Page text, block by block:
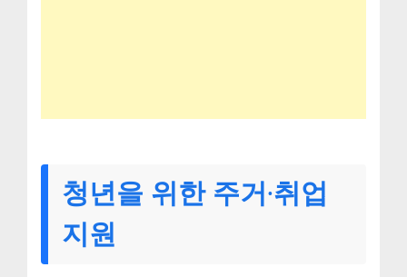
청년을 위한 주거·취업
지원